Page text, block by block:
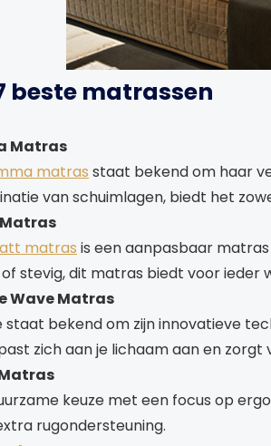
beste matrassen
Matras
matras staat bekend om haar
van schuimlagen, biedt het
matras is een aanpasbaar
stevig, dit matras biedt voor ieder
Wave Matras
staat bekend om zijn innovatieve
zich aan je lichaam aan en
keuze met een focus op
rugondersteuning.